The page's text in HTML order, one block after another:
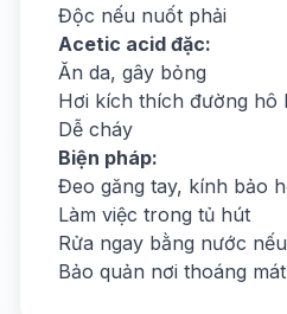
Độc nếu nuốt phải
Acetic acid đặc:
Ăn da, gây bỏng
Hơi kích thích đường hô
Dễ cháy
Biện pháp:
Đeo găng tay, kính bảo
Làm việc trong tủ hút
Rửa ngay bằng nước
Bảo quản nơi thoáng